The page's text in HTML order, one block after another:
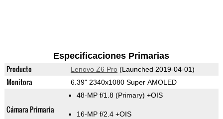
Especificaciones Primarias
Producto Lenovo Z6 Pro(Launched 2019-04-01)
Monitora 6.39" 2340x1080 Super AMOLED
Cámara Primaria
48-MP f/1.8 (Primary) +OIS
16-MP f/2.4 +OIS